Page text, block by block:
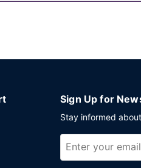
Sign Up for
Stay informed